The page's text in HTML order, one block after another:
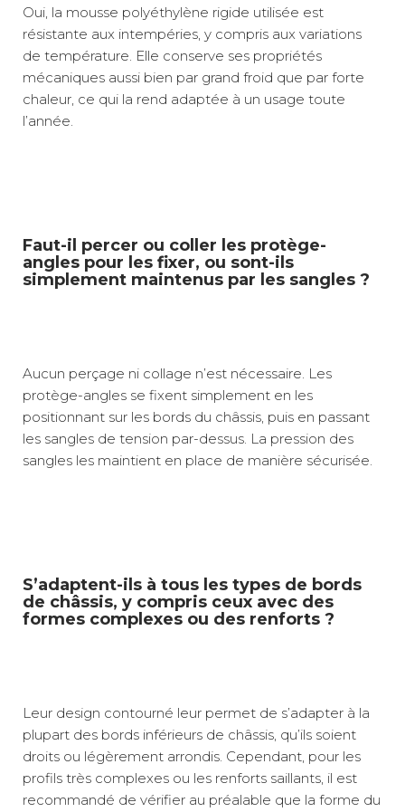
Oui, la mousse polyéthylène rigide utilisée est
résistante aux intempéries, y compris aux variations
de température. Elle conserve ses propriétés
mécaniques aussi bien par grand froid que par forte
chaleur, ce qui la rend adaptée à un usage toute
l’année.
Faut-il percer ou coller les protège-
angles pour les fixer, ou sont-ils
simplement maintenus par les sangles ?
Aucun perçage ni collage n’est nécessaire. Les
protège-angles se fixent simplement en les
positionnant sur les bords du châssis, puis en passant
les sangles de tension par-dessus. La pression des
sangles les maintient en place de manière sécurisée.
S’adaptent-ils à tous les types de bords
de châssis, y compris ceux avec des
formes complexes ou des renforts ?
Leur design contourné leur permet de s’adapter à la
plupart des bords inférieurs de châssis, qu’ils soient
droits ou légèrement arrondis. Cependant, pour les
profils très complexes ou les renforts saillants, il est
recommandé de vérifier au préalable que la forme du